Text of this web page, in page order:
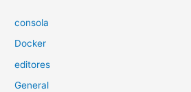
consola
Docker
editores
General